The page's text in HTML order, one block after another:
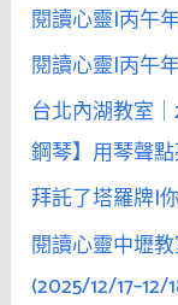
名
字，
親
密
感
就
悄
悄
升
閱讀心靈|丙午
閱讀心靈|丙午
台北內湖教室
鋼琴】用琴聲
拜託了塔羅牌|
閱讀心靈中壢
(2025/12/